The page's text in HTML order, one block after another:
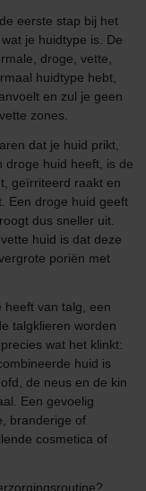
eerste stap bij het
je huidtype is. De
droge, vette,
huidtype hebt,
en zul je geen
zones.
dat je huid prikt,
droge huid heeft, is de
geïrriteerd raakt en
Een droge huid geeft
dus sneller uit.
huid is dat deze
poriën met
heeft van talg, een
talgklieren worden
wat het klinkt:
huid is
de neus en de kin
Een gevoelig
branderige of
cosmetica of